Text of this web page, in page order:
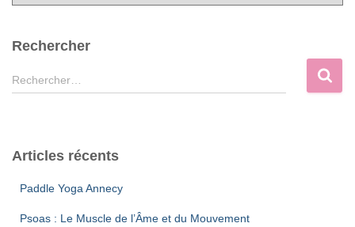
g
r
Rechercher
R
e
r
Rechercher…
Articles récents
Paddle Yoga Annecy
Psoas : Le Muscle de l’Âme et du Mouvement